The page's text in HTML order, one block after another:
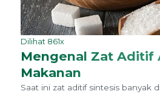
Dilihat 861x
Mengenal Zat Aditif
Makanan
Saat ini zat aditif sintesis banyak